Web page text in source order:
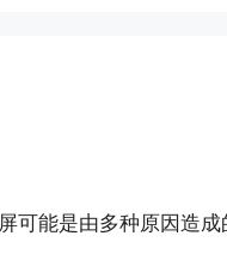
能是由多种原因造成